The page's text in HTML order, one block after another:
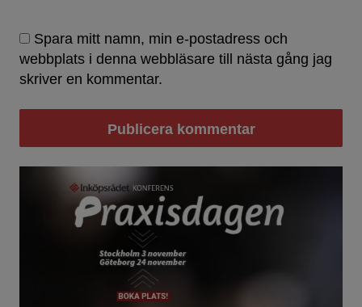
Spara mitt namn, min e-postadress och
webbplats i denna webbläsare till nästa gång jag
skriver en kommentar.